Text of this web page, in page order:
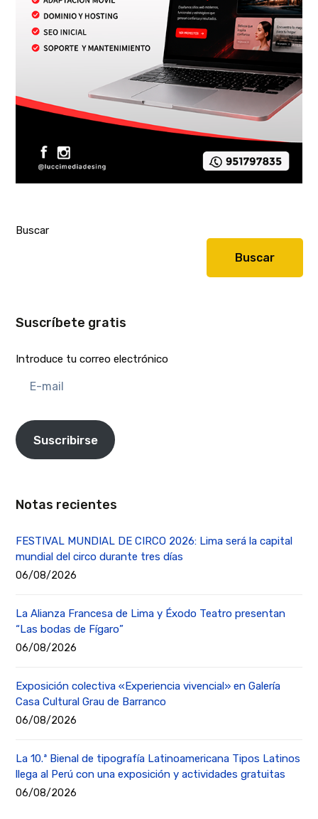
Buscar
Buscar
Suscríbete gratis
Introduce tu correo electrónico
mail
Suscribirse
Notas recientes
FESTIVAL MUNDIAL DE CIRCO 2026: Lima será la capital
mundial del circo durante tres días
06/08/2026
La Alianza Francesa de Lima y Éxodo Teatro presentan
“Las bodas de Fígaro”
06/08/2026
Exposición colectiva «Experiencia vivencial» en Galería
Casa Cultural Grau de Barranco
06/08/2026
La 10.ª Bienal de tipografía Latinoamericana Tipos Latinos
llega al Perú con una exposición y actividades gratuitas
06/08/2026